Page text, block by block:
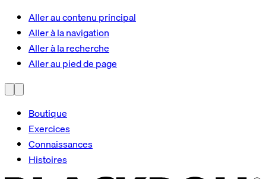
Aller au contenu principal
Aller à la navigation
Aller à la recherche
Aller au pied de page
Boutique
Exercices
Connaissances
Histoires